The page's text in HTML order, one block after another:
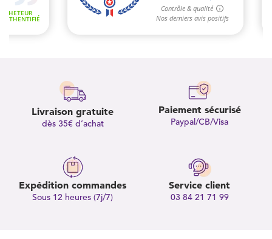
Livraison gratuite
dès 35€ d’achat
Paiement sécurisé
Paypal/CB/Visa
Expédition commandes
Sous 12 heures (7j/7)
Service client
03 84 21 71 99